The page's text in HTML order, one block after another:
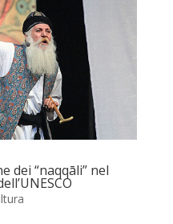
dei “naqqāli” nel